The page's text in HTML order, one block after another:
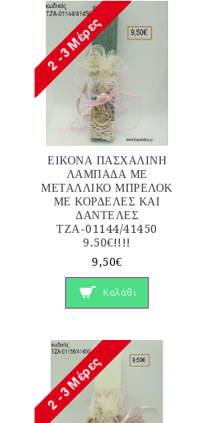
ΕΙΚΟΝΑ ΠΑΣΧΑΛΙΝΗ
ΛΑΜΠΑΔΑ ΜΕ
ΜΕΤΑΛΛΙΚΟ ΜΠΡΕΛΟΚ
ΜΕ ΚΟΡΔΕΛΕΣ ΚΑΙ
ΔΑΝΤΕΛΕΣ
ΤΖΑ-01144/41450
9.50€!!!!
9,50€
Καλάθι